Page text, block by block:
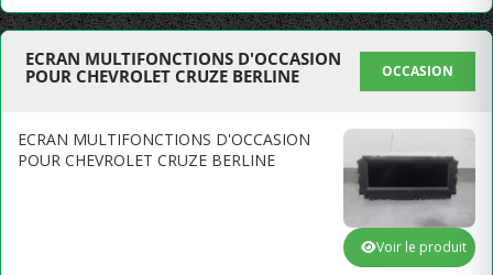
ECRAN MULTIFONCTIONS D'OCCASION
POUR CHEVROLET CRUZE BERLINE
OCCASION
ECRAN MULTIFONCTIONS D'OCCASION
POUR CHEVROLET CRUZE BERLINE
Voir le produit